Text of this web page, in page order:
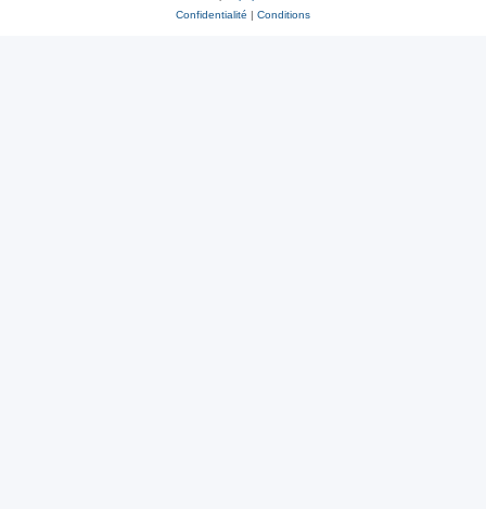
Confidentialité | Conditions